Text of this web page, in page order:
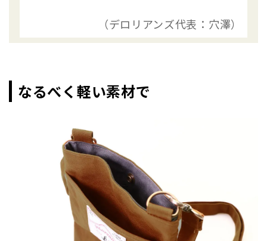
（デロリアンズ代表：穴澤）
なるべく軽い素材で